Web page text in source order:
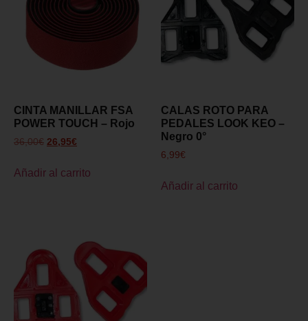
CINTA MANILLAR FSA
POWER TOUCH – Rojo
36,00€ 26,95€
Añadir al carrito
CALAS ROTO PARA
PEDALES LOOK KEO –
Negro 0°
6,99€
Añadir al carrito